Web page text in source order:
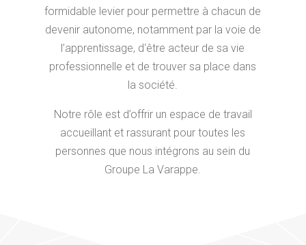
formidable levier pour permettre à chacun de
devenir autonome, notamment par la voie de
l’apprentissage, d‘être acteur de sa vie
professionnelle et de trouver sa place dans
la société.
Notre rôle est d’offrir un espace de travail
accueillant et rassurant pour toutes les
personnes que nous intégrons au sein du
Groupe La Varappe.